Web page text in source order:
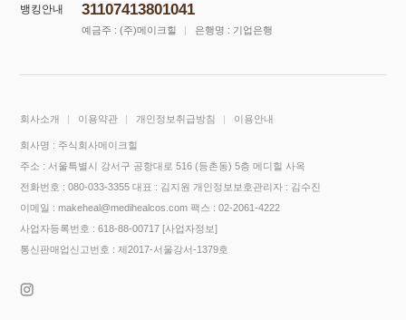
뱅킹안내 31107413801041
예금주 : (주)메이크힐 은행명 : 기업은행
회사소개 이용약관 개인정보취급방침 이용안내
회사명 : 주식회사메이크힐
주소 : 서울특별시 강서구 공항대로 516 (등촌동) 5층 메디힐 사옥
전화번호 : 080-033-3355 대표 : 김지원 개인정보보호관리자 : 김수진
이메일 : makeheal@medihealcos.com 팩스 : 02-2061-4222
사업자등록번호 : 618-88-00717[사업자정보]
통신판매업신고번호 : 제2017-서울강서-1379호